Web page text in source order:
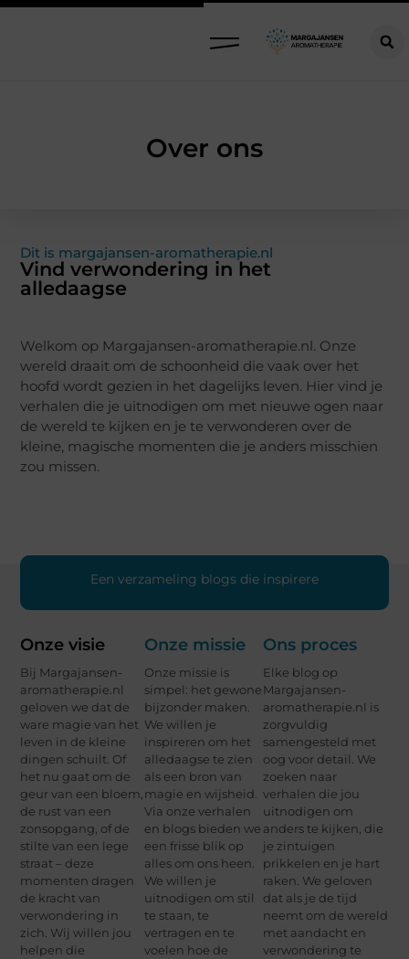
Over ons
Dit is margajansen-aromatherapie.nl
Vind verwondering in het
alledaagse
Welkom op Margajansen-aromatherapie.nl. Onze
wereld draait om de schoonheid die vaak over het
hoofd wordt gezien in het dagelijks leven. Hier vind je
verhalen die je uitnodigen om met nieuwe ogen naar
de wereld te kijken en je te verwonderen over de
kleine, magische momenten die je anders misschien
zou missen.
n ve rzameling bl ogs di e in spireren,
Onze visie
Bij Margajansen-
aromatherapie.nl
geloven we dat de
ware magie van het
leven in de kleine
dingen schuilt. Of
het nu gaat om de
geur van een bloem,
de rust van een
zonsopgang, of de
stilte van een lege
straat – deze
momenten dragen
de kracht van
verwondering in
zich. Wij willen jou
helpen die
Onze missie
Onze missie is
simpel: het gewone
bijzonder maken.
We willen je
inspireren om het
alledaagse te zien
als een bron van
magie en wijsheid.
Via onze verhalen
en blogs bieden we
een frisse blik op
alles om ons heen.
We willen je
uitnodigen om stil
te staan, te
vertragen en te
voelen hoe de
Ons proces
Elke blog op
Margajansen-
aromatherapie.nl is
zorgvuldig
samengesteld met
oog voor detail. We
zoeken naar
verhalen die jou
uitnodigen om
anders te kijken, die
je zintuigen
prikkelen en je hart
raken. We geloven
dat als je de tijd
neemt om de wereld
met aandacht en
verwondering te